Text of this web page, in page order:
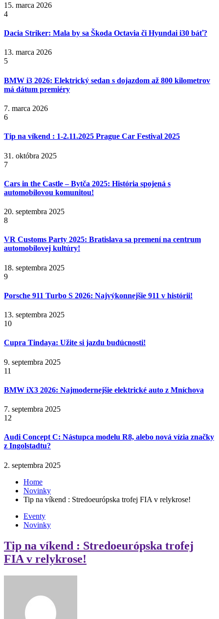
15. marca 2026
4
Dacia Striker: Mala by sa Škoda Octavia či Hyundai i30 báť?
13. marca 2026
5
BMW i3 2026: Elektrický sedan s dojazdom až 800 kilometrov
má dátum premiéry
7. marca 2026
6
Tip na víkend : 1-2.11.2025 Prague Car Festival 2025
31. októbra 2025
7
Cars in the Castle – Bytča 2025: História spojená s
automobilovou komunitou!
20. septembra 2025
8
VR Customs Party 2025: Bratislava sa premení na centrum
automobilovej kultúry!
18. septembra 2025
9
Porsche 911 Turbo S 2026: Najvýkonnejšie 911 v histórii!
13. septembra 2025
10
Cupra Tindaya: Užite si jazdu budúcnosti!
9. septembra 2025
11
BMW iX3 2026: Najmodernejšie elektrické auto z Mníchova
7. septembra 2025
12
Audi Concept C: Nástupca modelu R8, alebo nová vízia značky
z Ingolstadtu?
2. septembra 2025
Home
Novinky
Tip na víkend : Stredoeurópska trofej FIA v relykrose!
Eventy
Novinky
Tip na víkend : Stredoeurópska trofej
FIA v relykrose!